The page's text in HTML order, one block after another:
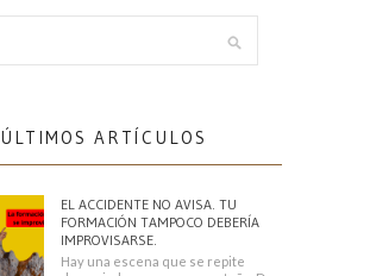
ÚLTIMOS ARTÍCULOS
EL ACCIDENTE NO AVISA. TU
FORMACIÓN TAMPOCO DEBERÍA
IMPROVISARSE.
Hay una escena que se repite